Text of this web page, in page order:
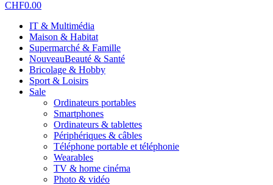
CHF0.00
IT & Multimédia
Maison & Habitat
Supermarché & Famille
NouveauBeauté & Santé
Bricolage & Hobby
Sport & Loisirs
Sale
Ordinateurs portables
Smartphones
Ordinateurs & tablettes
Périphériques & câbles
Téléphone portable et téléphonie
Wearables
TV & home cinéma
Photo & vidéo